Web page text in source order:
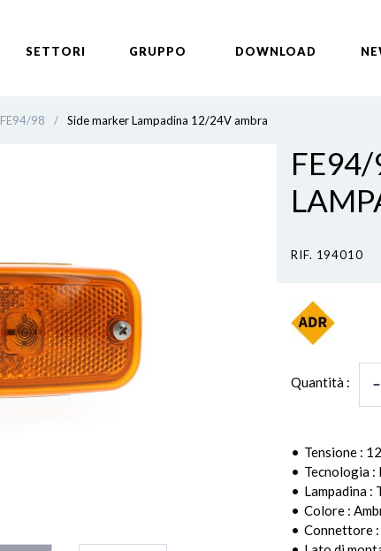
SETTORI GRUPPO DOWNLOAD
FE94/98 / Side marker Lampadina 12/24V ambra
FE94/
RIF. 194010
Quantità :
Tensione :
Tecnologia :
Lampadina :
Colore :
Connettore :